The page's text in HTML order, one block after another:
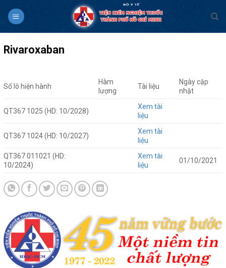
Rivaroxaban
Số lô hiện hành
Hàm
lượng
Tài liệu
Ngày cập
nhật
QT367 1025 (HD: 10/2028)
Xem tài
liệu
QT367 1024 (HD: 10/2027)
Xem tài
liệu
QT367 011021 (HD:
10/2024)
Xem tài
liệu
01/10/2021